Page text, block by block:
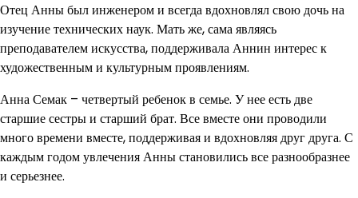
Отец Анны был инженером и всегда вдохновлял свою дочь на
изучение технических наук. Мать же, сама являясь
преподавателем искусства, поддерживала Аннин интерес к
художественным и культурным проявлениям.
Анна Семак – четвертый ребенок в семье. У нее есть две
старшие сестры и старший брат. Все вместе они проводили
много времени вместе, поддерживая и вдохновляя друг друга. С
каждым годом увлечения Анны становились все разнообразнее
и серьезнее.